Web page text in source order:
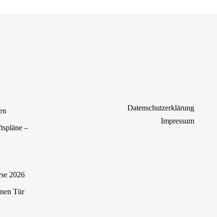
–
2026
Tür
Datenschutzerklärung
Impressum